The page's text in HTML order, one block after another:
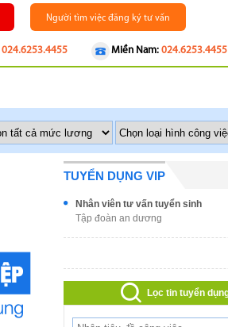
Người tìm việc đăng ký tư vấn
Miền Nam: 024.6253.4455
024.6253.4455
TUYỂN DỤNG VIP
Nhân viên tư vấn tuyển sinh
Tập đoàn an dương
Lọc tin tuyển